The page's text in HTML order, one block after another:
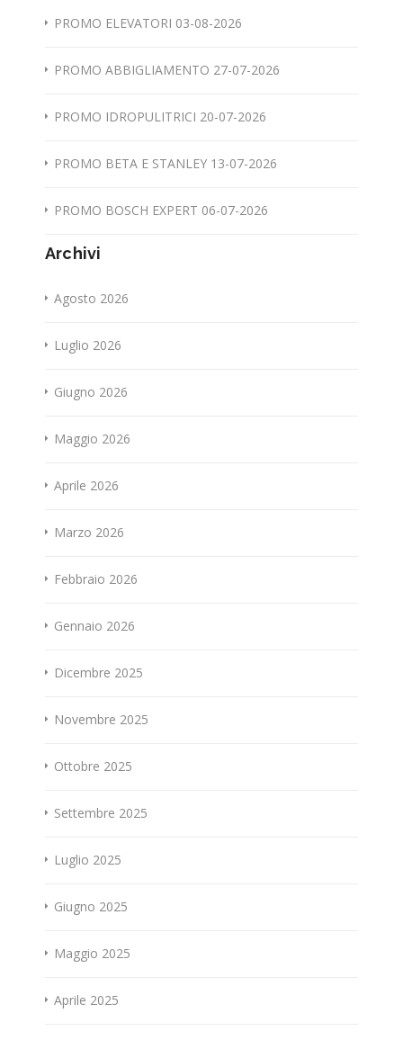
PROMO ELEVATORI 03-08-2026
PROMO ABBIGLIAMENTO 27-07-2026
PROMO IDROPULITRICI 20-07-2026
PROMO BETA E STANLEY 13-07-2026
PROMO BOSCH EXPERT 06-07-2026
Archivi
Agosto 2026
Luglio 2026
Giugno 2026
Maggio 2026
Aprile 2026
Marzo 2026
Febbraio 2026
Gennaio 2026
Dicembre 2025
Novembre 2025
Ottobre 2025
Settembre 2025
Luglio 2025
Giugno 2025
Maggio 2025
Aprile 2025